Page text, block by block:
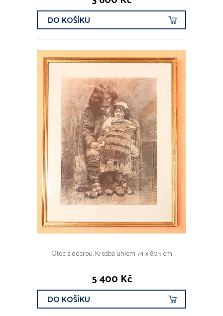
DO KOŠÍKU
Otec s dcerou. Kresba uhlem 74 x 80,5 cm
5 400 Kč
DO KOŠÍKU